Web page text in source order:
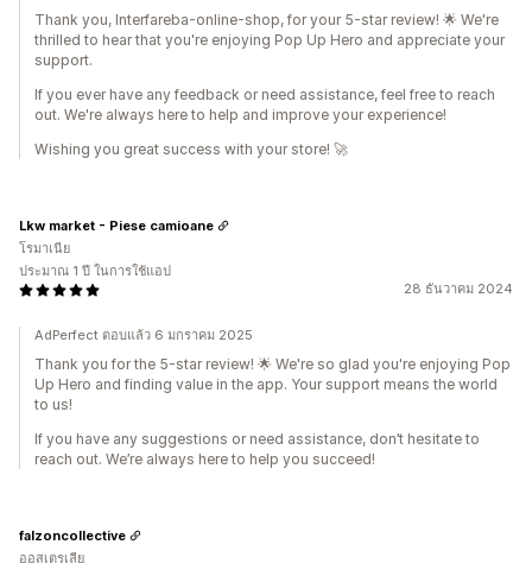
Thank you, Interfareba-online-shop, for your 5-star review! 🌟 We're
thrilled to hear that you're enjoying Pop Up Hero and appreciate your
support.
If you ever have any feedback or need assistance, feel free to reach
out. We're always here to help and improve your experience!
Wishing you great success with your store! 🚀
28 ธันวาคม 2024
Lkw market - Piese camioane
โรมาเนีย
ประมาณ 1 ปี ในการใช้แอป
AdPerfect ตอบแล้ว 6 มกราคม 2025
Thank you for the 5-star review! 🌟 We're so glad you're enjoying Pop
Up Hero and finding value in the app. Your support means the world
to us!
If you have any suggestions or need assistance, don’t hesitate to
reach out. We’re always here to help you succeed!
falzoncollective
ออสเตรเลีย